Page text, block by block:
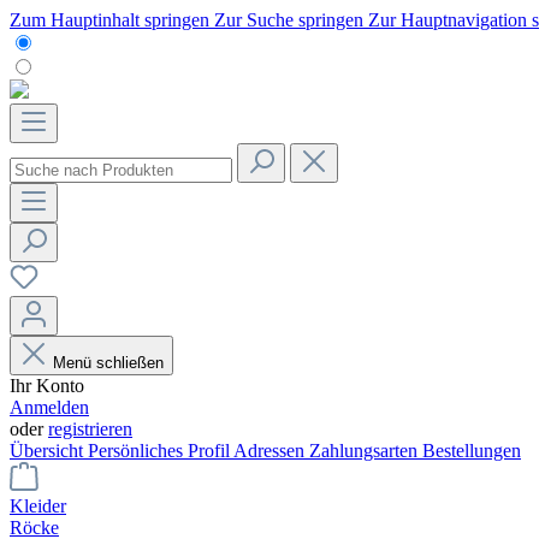
Zum Hauptinhalt springen Zur Suche springen Zur Hauptnavigation
Menü schließen
Ihr Konto
Anmelden
oderregistrieren
Übersicht Persönliches Profil Adressen Zahlungsarten Bestellungen
Kleider
Röcke